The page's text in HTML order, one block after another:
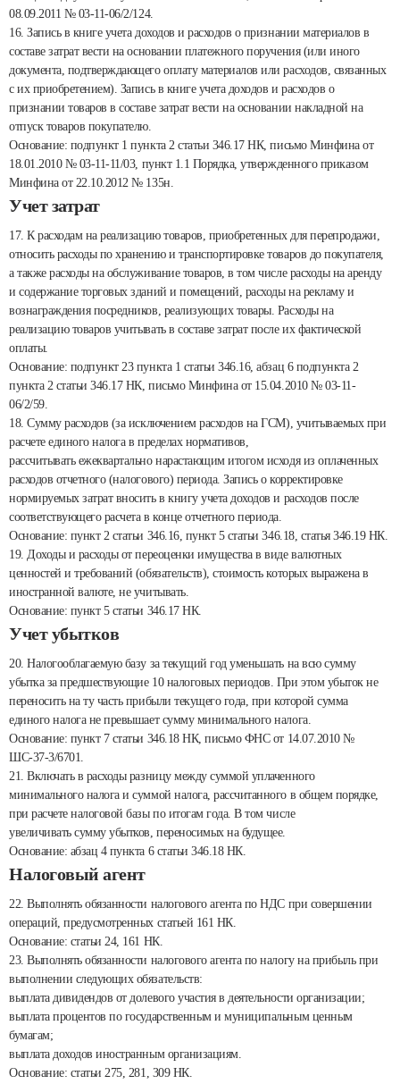
08.09.2011 № 03-11-06/2/124.
16. Запись в книге учета доходов и расходов о признании материалов в
составе затрат вести на основании платежного поручения (или иного
документа, подтверждающего оплату материалов или расходов, связанных
с их приобретением). Запись в книге учета доходов и расходов о
признании товаров в составе затрат вести на основании накладной на
отпуск товаров покупателю.
Основание: подпункт 1 пункта 2 статьи 346.17 НК, письмо Минфина от
18.01.2010 № 03-11-11/03, пункт 1.1 Порядка, утвержденного приказом
Минфина от 22.10.2012 № 135н.
Учет затрат
17. К расходам на реализацию товаров, приобретенных для перепродажи,
относить расходы по хранению и транспортировке товаров до покупателя,
а также расходы на обслуживание товаров, в том числе расходы на аренду
и содержание торговых зданий и помещений, расходы на рекламу и
вознаграждения посредников, реализующих товары. Расходы на
реализацию товаров учитывать в составе затрат после их фактической
оплаты.
Основание: подпункт 23 пункта 1 статьи 346.16, абзац 6 подпункта 2
пункта 2 статьи 346.17 НК, письмо Минфина от 15.04.2010 № 03-11-
06/2/59.
18. Сумму расходов (за исключением расходов на ГСМ), учитываемых при
расчете единого налога в пределах нормативов,
рассчитывать ежеквартально нарастающим итогом исходя из оплаченных
расходов отчетного (налогового) периода. Запись о корректировке
нормируемых затрат вносить в книгу учета доходов и расходов после
соответствующего расчета в конце отчетного периода.
Основание: пункт 2 статьи 346.16, пункт 5 статьи 346.18, статья 346.19 НК.
19. Доходы и расходы от переоценки имущества в виде валютных
ценностей и требований (обязательств), стоимость которых выражена в
иностранной валюте, не учитывать.
Основание: пункт 5 статьи 346.17 НК.
Учет убытков
20. Налогооблагаемую базу за текущий год уменьшать на всю сумму
убытка за предшествующие 10 налоговых периодов. При этом убыток не
переносить на ту часть прибыли текущего года, при которой сумма
единого налога не превышает сумму минимального налога.
Основание: пункт 7 статьи 346.18 НК, письмо ФНС от 14.07.2010 №
ШС-37-3/6701.
21. Включать в расходы разницу между суммой уплаченного
минимального налога и суммой налога, рассчитанного в общем порядке,
при расчете налоговой базы по итогам года. В том числе
увеличивать сумму убытков, переносимых на будущее.
Основание: абзац 4 пункта 6 статьи 346.18 НК.
Налоговый агент
22. Выполнять обязанности налогового агента по НДС при совершении
операций, предусмотренных статьей 161 НК.
Основание: статьи 24, 161 НК.
23. Выполнять обязанности налогового агента по налогу на прибыль при
выполнении следующих обязательств:
выплата дивидендов от долевого участия в деятельности организации;
выплата процентов по государственным и муниципальным ценным
бумагам;
выплата доходов иностранным организациям.
Основание: статьи 275, 281, 309 НК.